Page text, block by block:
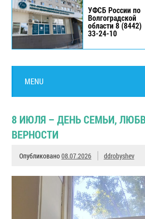
УФСБ России по
Волгоградской
области 8 (8442)
33-24-10
MENU
8 ИЮЛЯ – ДЕНЬ СЕМЬИ,
ВЕРНОСТИ
Опубликовано08.07.2026 ddrobyshev